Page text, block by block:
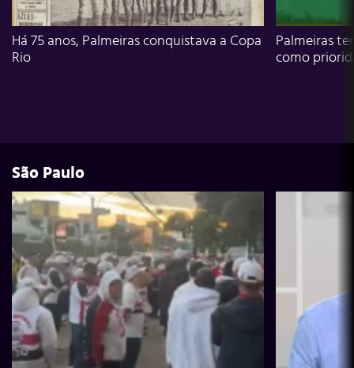
Há 75 anos, Palmeiras conquistava a Copa
Rio
Palmeiras
como
São Paulo